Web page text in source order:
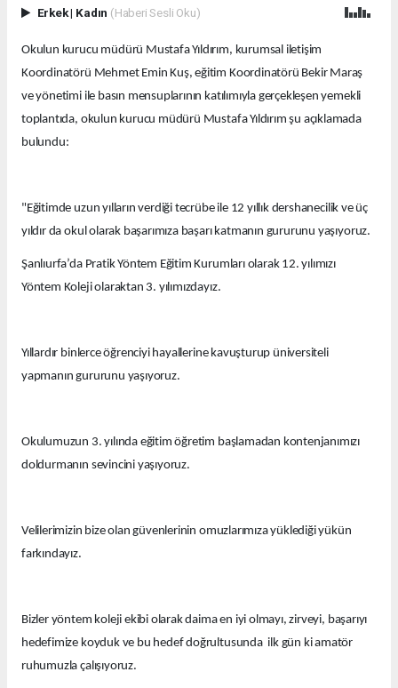
Erkek| Kadın (Haberi Sesli Oku)
Okulun kurucu müdürü Mustafa Yıldırım, kurumsal iletişim
Koordinatörü Mehmet Emin Kuş, eğitim Koordinatörü Bekir Maraş
ve yönetimi ile basın mensuplarının katılımıyla gerçekleşen yemekli
toplantıda, okulun kurucu müdürü Mustafa Yıldırım şu açıklamada
bulundu:
"Eğitimde uzun yılların verdiği tecrübe ile 12 yıllık dershanecilik ve üç
yıldır da okul olarak başarımıza başarı katmanın gururunu yaşıyoruz.
Şanlıurfa’da Pratik Yöntem Eğitim Kurumları olarak 12. yılımızı
Yöntem Koleji olaraktan 3. yılımızdayız.
Yıllardır binlerce öğrenciyi hayallerine kavuşturup üniversiteli
yapmanın gururunu yaşıyoruz.
Okulumuzun 3. yılında eğitim öğretim başlamadan kontenjanımızı
doldurmanın sevincini yaşıyoruz.
Velilerimizin bize olan güvenlerinin omuzlarımıza yüklediği yükün
farkındayız.
Bizler yöntem koleji ekibi olarak daima en iyi olmayı, zirveyi, başarıyı
hedefimize koyduk ve bu hedef doğrultusunda ilk gün ki amatör
ruhumuzla çalışıyoruz.